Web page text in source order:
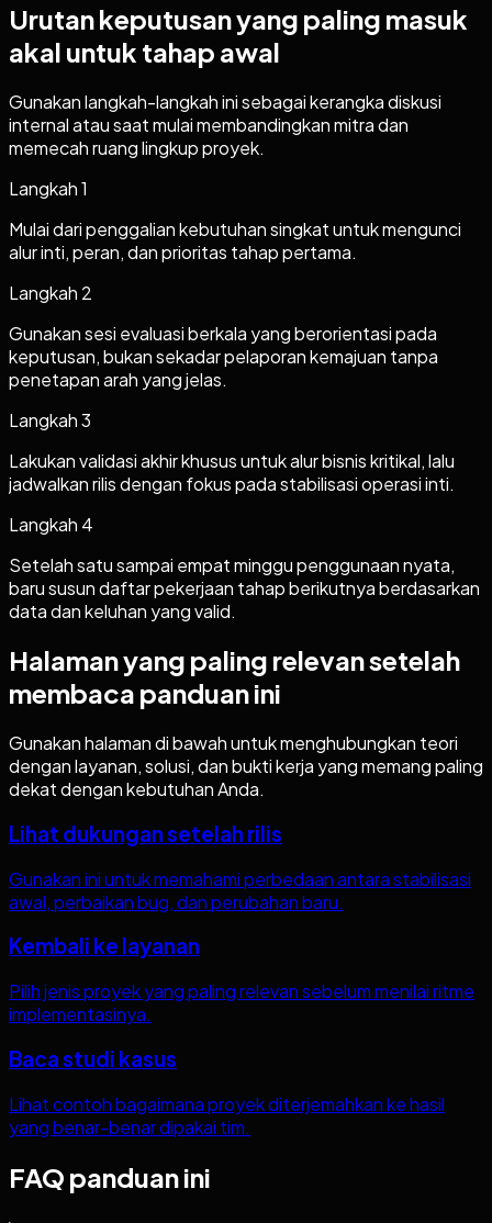
Urutan keputusan yang paling masuk
akal untuk tahap awal
Gunakan langkah-langkah ini sebagai kerangka diskusi
internal atau saat mulai membandingkan mitra dan
memecah ruang lingkup proyek.
Langkah1
Mulai dari penggalian kebutuhan singkat untuk mengunci
alur inti, peran, dan prioritas tahap pertama.
Langkah 2
Gunakan sesi evaluasi berkala yang berorientasi pada
keputusan, bukan sekadar pelaporan kemajuan tanpa
penetapan arah yang jelas.
Langkah3
Lakukan validasi akhir khusus untuk alur bisnis kritikal, lalu
jadwalkan rilis dengan fokus pada stabilisasi operasi inti.
Langkah 4
Setelah satu sampai empat minggu penggunaan nyata,
baru susun daftar pekerjaan tahap berikutnya berdasarkan
data dan keluhan yang valid.
Halaman yang paling relevan setelah
membaca panduan ini
Gunakan halaman di bawah untuk menghubungkan teori
dengan layanan, solusi, dan bukti kerja yang memang paling
dekat dengan kebutuhan Anda.
Lihat dukungan setelah rilis
Gunakan ini untuk memahami perbedaan antara stabilisasi
awal, perbaikan bug, dan perubahan baru.
Kembali ke layanan
Pilih jenis proyek yang paling relevan sebelum menilai ritme
implementasinya.
Baca studi kasus
Lihat contoh bagaimana proyek diterjemahkan ke hasil
yang benar-benar dipakai tim.
FAQ panduan ini